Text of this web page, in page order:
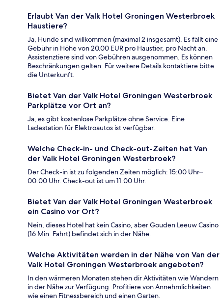
Erlaubt Van der Valk Hotel Groningen Westerbroek
Haustiere?
Ja, Hunde sind willkommen (maximal 2 insgesamt). Es fällt eine
Gebühr in Höhe von 20.00 EUR pro Haustier, pro Nacht an.
Assistenztiere sind von Gebühren ausgenommen. Es können
Beschränkungen gelten. Für weitere Details kontaktiere bitte
die Unterkunft.
Bietet Van der Valk Hotel Groningen Westerbroek
Parkplätze vor Ort an?
Ja, es gibt kostenlose Parkplätze ohne Service. Eine
Ladestation für Elektroautos ist verfügbar.
Welche Check-in- und Check-out-Zeiten hat Van
der Valk Hotel Groningen Westerbroek?
Der Check-in ist zu folgenden Zeiten möglich: 15:00 Uhr–
00:00 Uhr. Check-out ist um 11:00 Uhr.
Bietet Van der Valk Hotel Groningen Westerbroek
ein Casino vor Ort?
Nein, dieses Hotel hat kein Casino, aber Gouden Leeuw Casino
(16 Min. Fahrt) befindet sich in der Nähe.
Welche Aktivitäten werden in der Nähe von Van der
Valk Hotel Groningen Westerbroek angeboten?
In den wärmeren Monaten stehen dir Aktivitäten wie Wandern
in der Nähe zur Verfügung. Profitiere von Annehmlichkeiten
wie einen Fitnessbereich und einen Garten.